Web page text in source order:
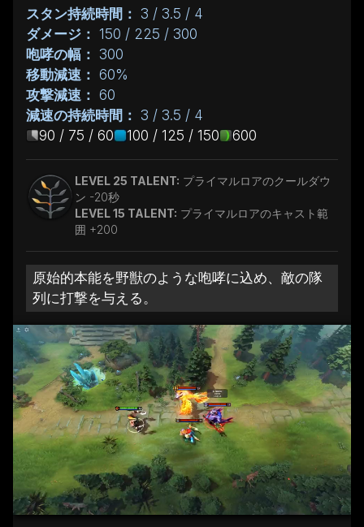
スタン持続時間： 3 / 3.5 / 4
ダメージ： 150 / 225 / 300
咆哮の幅： 300
移動減速： 60%
攻撃減速： 60
減速の持続時間： 3 / 3.5 / 4
90 / 75 / 60
100 / 125 / 150 600
LEVEL 25 TALENT: プライマルロアのクールダウ
ン -20秒
LEVEL 15 TALENT: プライマルロアのキャスト範
囲 +200
原始的本能を野獣のような咆哮に込め、敵の隊
列に打撃を与える。